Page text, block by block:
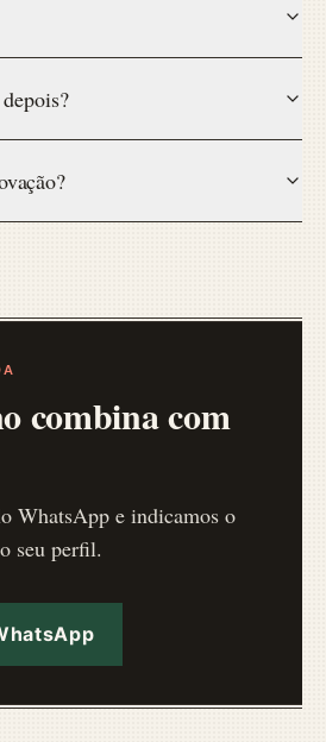
combina com
WhatsApp e indicamos o
seu perfil.